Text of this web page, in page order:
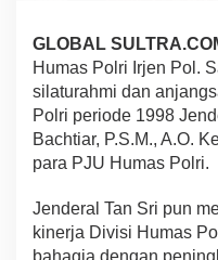
a
a
k
a
n
A
n
j
g
s
GLOBAL
Humas Polri Irjen Pol.
silaturahmi dan
Polri periode 1998
Bachtiar, P.S.M., A.O.
para PJU Humas Polri.
Jenderal Tan Sri pun
kinerja Divisi Humas
bahagia dengan